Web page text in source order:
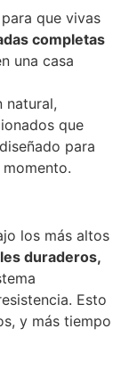
que vivas
completas
una casa
natural,
que
para
los más altos
duraderos,
Esto
y más tiempo